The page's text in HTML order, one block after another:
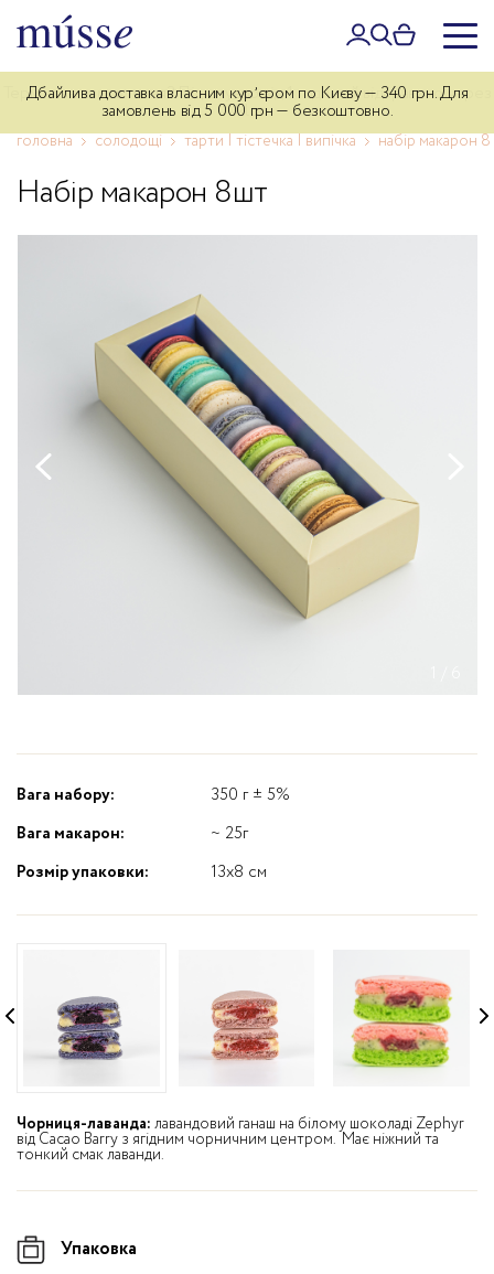
Дбайлива доставка власним курʼєром по Києву — 340 грн. Для
замовлень від 5 000 грн — безкоштовно.
головна солодощі тарти | тістечка | випічка набір макарон
Набір макарон 8шт
Вага набору:
350 г ± 5%
Вага макарон:
~ 25г
Розмір упаковки:
13x8 см
Чорниця-лаванда: лавандовий ганаш на білому шоколаді Zephyr
від Cacao Barry з ягідним чорничним центром. Має ніжний та
тонкий смак лаванди.
Упаковка